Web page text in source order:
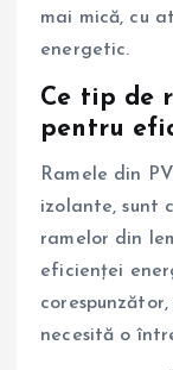
mai mică, cu
energetic.
Ce tip de
pentru
Ramele din
izolante, sunt
ramelor din
eficienței
necesită o